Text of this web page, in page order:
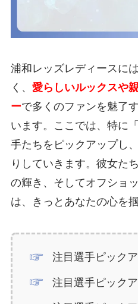
浦和レッズレディースに
く、 愛らしいルックスや
ーで多くのファンを魅了
います。ここでは、特に
手たちをピックアップし
りしていきます。彼女た
の輝き、そしてオフショ
は、きっとあなたの心を
注目選手ピック
注目選手ピック